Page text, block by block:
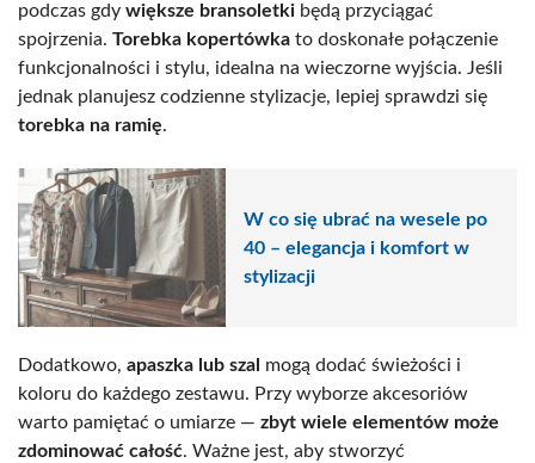
podczas gdy większe bransoletki będą przyciągać
spojrzenia. Torebka kopertówka to doskonałe połączenie
funkcjonalności i stylu, idealna na wieczorne wyjścia. Jeśli
jednak planujesz codzienne stylizacje, lepiej sprawdzi się
torebka na ramię.
W co się ubrać na wesele po
40 – elegancja i komfort w
stylizacji
Dodatkowo, apaszka lub szal mogą dodać świeżości i
koloru do każdego zestawu. Przy wyborze akcesoriów
warto pamiętać o umiarze — zbyt wiele elementów może
zdominować całość. Ważne jest, aby stworzyć